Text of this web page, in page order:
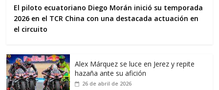
El piloto ecuatoriano Diego Morán inició su temporada
2026 en el TCR China con una destacada actuación en
el circuito
Alex Márquez se luce en Jerez y repite
hazaña ante su afición
26 de abril de 2026